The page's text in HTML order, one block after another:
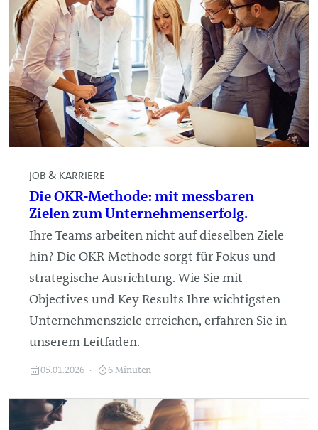
JOB & KARRIERE
Die OKR-Methode: mit messbaren
Zielen zum Unternehmenserfolg.
Ihre Teams arbeiten nicht auf dieselben Ziele
hin? Die OKR-Methode sorgt für Fokus und
strategische Ausrichtung. Wie Sie mit
Objectives und Key Results Ihre wichtigsten
Unternehmensziele erreichen, erfahren Sie in
unserem Leitfaden.
05.01.2026 6 Minuten